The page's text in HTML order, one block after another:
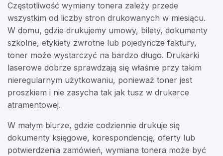
Częstotliwość wymiany tonera zależy przede
wszystkim od liczby stron drukowanych w miesiącu.
W domu, gdzie drukujemy umowy, bilety, dokumenty
szkolne, etykiety zwrotne lub pojedyncze faktury,
toner może wystarczyć na bardzo długo. Drukarki
laserowe dobrze sprawdzają się właśnie przy takim
nieregularnym użytkowaniu, ponieważ toner jest
proszkiem i nie zasycha tak jak tusz w drukarce
atramentowej.
W małym biurze, gdzie codziennie drukuje się
dokumenty księgowe, korespondencję, oferty lub
potwierdzenia zamówień, wymiana tonera może być